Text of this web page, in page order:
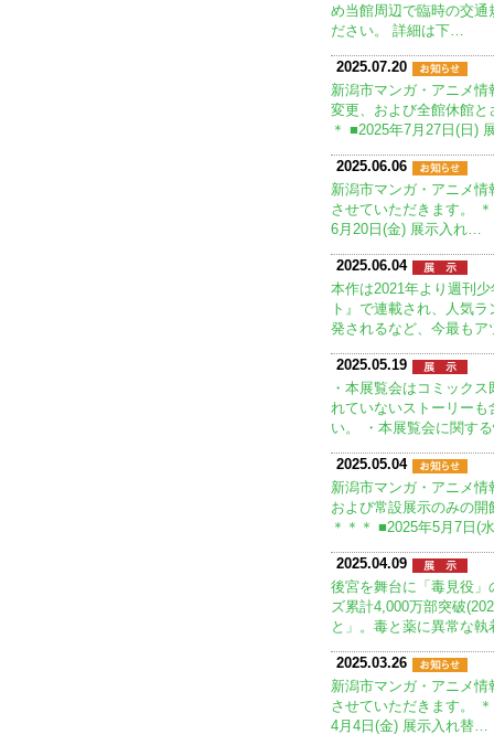
め当館周辺で臨時の交
ださい。 詳細は下…
2025.07.20
新潟市マンガ・アニメ
変更、および全館休館
＊ ■2025年7月27日(日)
2025.06.06
新潟市マンガ・アニメ
させていただきます。
6月20日(金) 展示入れ…
2025.06.04
本作は2021年より週刊
ト』で連載され、人気
発されるなど、今最も
2025.05.19
・本展覧会はコミック
れていないストーリー
い。 ・本展覧会に関す
2025.05.04
新潟市マンガ・アニメ
および常設展示のみの
＊＊＊ ■2025年5月7日(
2025.04.09
後宮を舞台に「毒見役
ズ累計4,000万部突破
と」。毒と薬に異常な
2025.03.26
新潟市マンガ・アニメ
させていただきます。
4月4日(金) 展示入れ替…